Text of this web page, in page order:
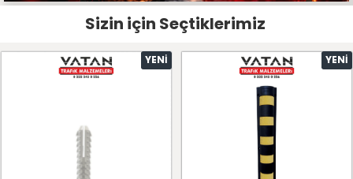
Sizin için Seçtiklerimiz
YENI YENI